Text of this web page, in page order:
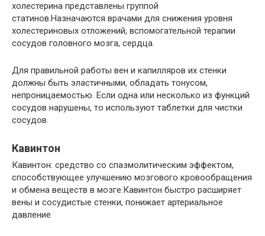
холестерина представлены группой
статинов.Назначаются врачами для снижения уровня
холестериновых отложений, вспомогательной терапии
сосудов головного мозга, сердца.
Для правильной работы вен и капилляров их стенки
должны быть эластичными, обладать тонусом,
непроницаемостью. Если одна или несколько из функций
сосудов нарушены, то используют таблетки для чистки
сосудов.
Кавинтон
Кавинтон: средство со спазмолитическим эффектом,
способствующее улучшению мозгового кровообращения
и обмена веществ в мозге.Кавинтон быстро расширяет
вены и сосудистые стенки, понижает артериальное
давление